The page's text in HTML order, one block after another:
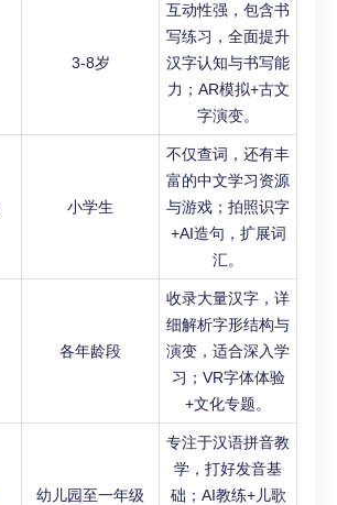
3-8岁
互动性强，包含书
写练习，全面提升
汉字认知与书写能
力；AR模拟+古文
字演变。
小学生
不仅查词，还有丰
富的中文学习资源
与游戏；拍照识字
+AI造句，扩展词
汇。
各年龄段
收录大量汉字，详
细解析字形结构与
演变，适合深入学
习；VR字体体验
+文化专题。
幼儿园至一年级
专注于汉语拼音教
学，打好发音基
础；AI教练+儿歌